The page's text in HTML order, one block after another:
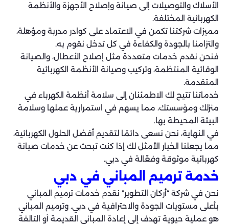
الأسلاك والتوصيلات إلى صيانة وإصلاح الأجهزة والأنظمة
الكهربائية المختلفة.
مميزات شركتنا تكمن في الاعتماد على كوادر مدربة ومؤهلة،
والتزامنا بالجودة والكفاءة في كل تدخل نقوم به.
فنحن نقدم خدمات متعددة مثل إصلاح الأعطال، والصيانة
الوقائية المنتظمة، وتركيب وصيانة الأنظمة الكهربائية
المتقدمة.
خدماتنا تتيح لك الاطمئنان إلى سلامة أنظمة الكهرباء في
منزلك ومؤسستك، مما يسهم في استمرارية عملها وسلامة
البيئة المحيطة بها.
في النهاية، نحن نسعى دائمًا لتقديم أفضل الحلول الكهربائية،
مما يجعلنا الخيار الأمثل لك إذا كنت تبحث عن خدمات صيانة
كهربائية موثوقة وفعّالة في دبي.
خدمة ترميم المباني في دبي
نحن في شركة “أركان التطوير” نقدم خدمات ترميم المباني
بأعلى مستويات الجودة والاحترافية في دبي. وترميم المباني
هو عملية حيوية تهدف إلى إعادة المباني القديمة أو التالفة